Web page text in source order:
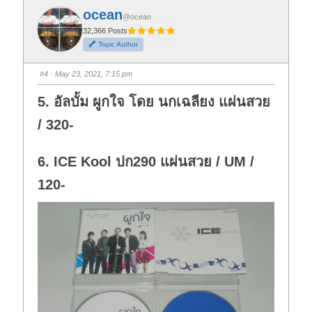
f
o
r
t
h
u
m
d
o
n
o
r
t
h
u
m
u
p
ocean@ocean
32,366 Posts
Topic Author
#4 · May 23, 2021, 7:15 pm
5. อัลบั้ม ผูกใจ โดย นกเฉลียง แผ่นสวย
/ 320-
6. ICE Kool ปก290 แผ่นสวย / UM /
120-